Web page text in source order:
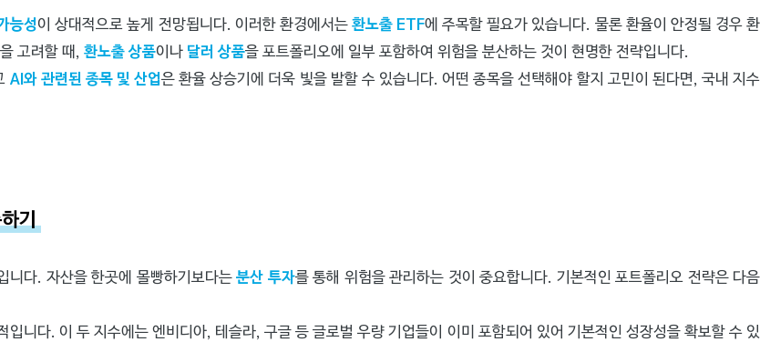
능성이 상대적으로 높게 전망됩니다. 이러한 환경에서는 환노출 ETF에 주목할 필요가 있습니다. 물론 환율이 안정될 경우 환
고려할 때, 환노출 상품이나 달러 상품을 포트폴리오에 일부 포함하여 위험을 분산하는 것이 현명한 전략입니다.
AI와 관련된 종목 및 산업은 환율 상승기에 더욱 빛을 발할 수 있습니다. 어떤 종목을 선택해야 할지 고민이 된다면, 국내 지수
기
니다. 자산을 한곳에 몰빵하기보다는분산 투자를 통해 위험을 관리하는 것이 중요합니다. 기본적인 포트폴리오 전략은 다음
입니다. 이 두 지수에는 엔비디아, 테슬라, 구글 등 글로벌 우량 기업들이 이미 포함되어 있어 기본적인 성장성을 확보할 수 있